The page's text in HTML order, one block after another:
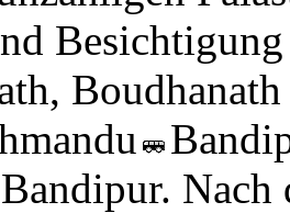
Nach